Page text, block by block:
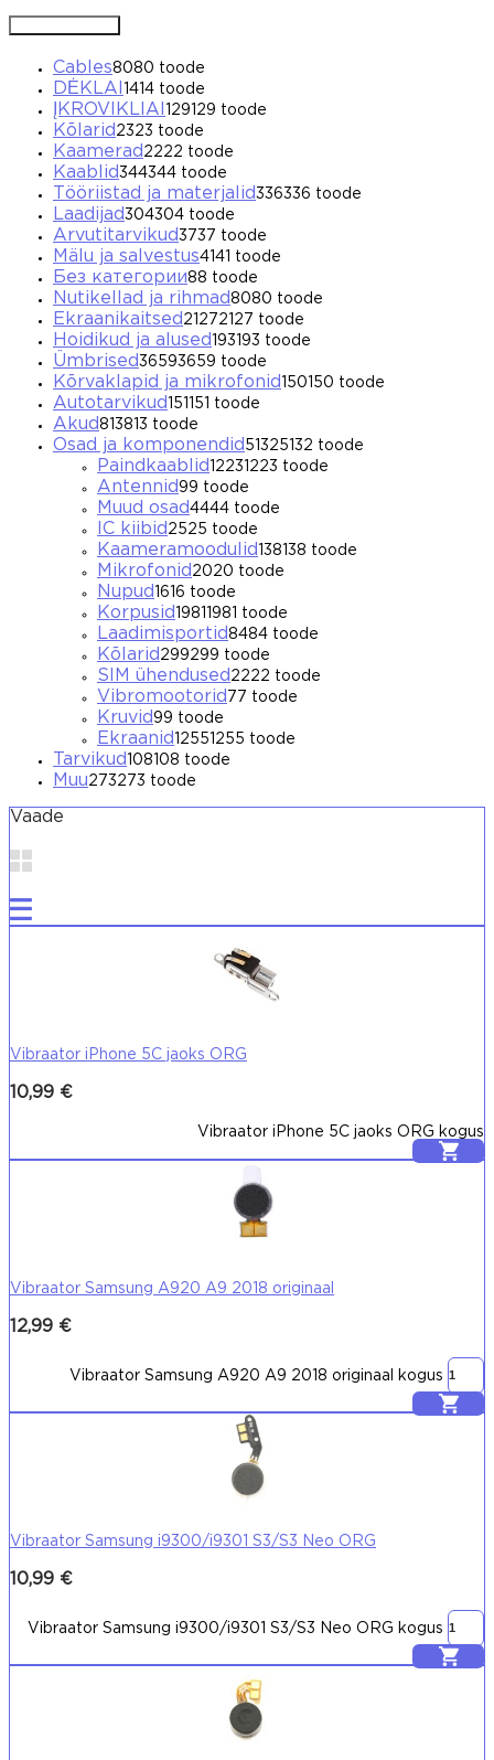
Cables8080 toode
DĖKLAI 14 14 toode
ĮKROVIKLIAI 129 129 toode
Kõlarid 2323 toode
Kaamerad 2222 toode
Kaablid344344 toode
Tööriistad ja materjalid336336 toode
Laadijad304304 toode
Arvutitarvikud3737 toode
Mälu ja salvestus41 41 toode
Без категории88 toode
Nutikellad ja rihmad 8080 toode
Ekraanikaitsed 21272127 toode
Hoidikud ja alused 193 193 toode
Ümbrised36593659 toode
Kõrvaklapid ja mikrofonid 150 150 toode
Autotarvikud 151 151 toode
Akud 813813 toode
Osad ja komponendid 51325132 toode
Paindkaablid 1223 1223 toode
Antennid 99 toode
Muud osad4444 toode
IC kiibid 2525 toode
Kaameramoodulid 138 138 toode
Mikrofonid 2020 toode
Nupud 16 16 toode
Korpusid 1981 1981 toode
Laadimisportid 8484 toode
Kõlarid 299299 toode
SIM ühendused 2222 toode
Vibromootorid 7 7 toode
Kruvid 99 toode
Ekraanid 1255 1255 toode
Tarvikud 108 108 toode
Muu273273 toode
Vaade
Vibraator iPhone 5C jaoks ORG
10,99 €
Vibraator iPhone 5C jaoks ORG kogus
Lisa korvi
Vibraator Samsung A920 A9 2018 originaal
12,99 €
Vibraator Samsung A920 A9 2018 originaal kogus
Lisa korvi
Vibraator Samsung i9300/i9301 S3/S3 Neo ORG
10,99 €
Vibraator Samsung i9300/i9301 S3/S3 Neo ORG kogus
Lisa korvi